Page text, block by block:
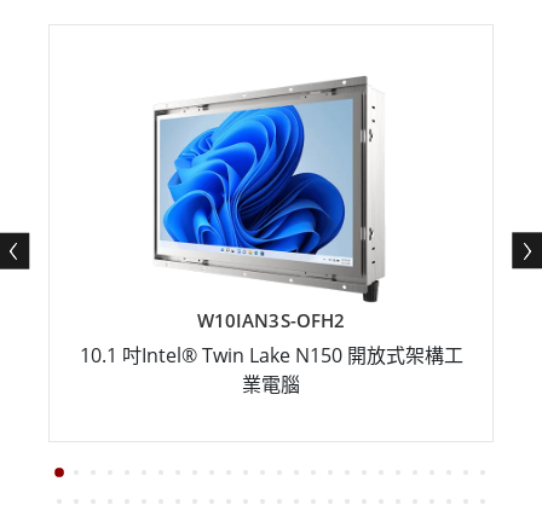
W10IAN3S-OFH2
10.1 吋Intel® Twin Lake N150 開放式架構工
業電腦